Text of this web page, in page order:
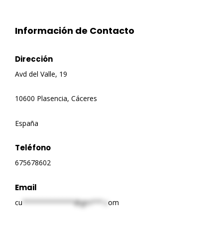
Información de Contacto
Dirección
Avd del Valle, 19
10600 Plasencia, Cáceres
España
Teléfono
675678602
Email
cu *************@gm***.c om